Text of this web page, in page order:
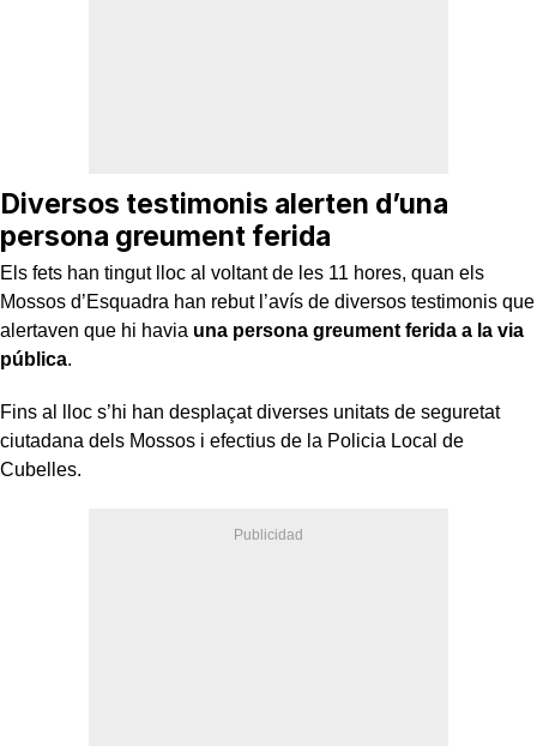
Diversos testimonis alerten d’una
persona greument ferida
Els fets han tingut lloc al voltant de les 11 hores, quan els
Mossos d’Esquadra han rebut l’avís de diversos testimonis que
alertaven que hi havia una persona greument ferida a la via
pública.
Fins al lloc s’hi han desplaçat diverses unitats de seguretat
ciutadana dels Mossos i efectius de la Policia Local de
Cubelles.